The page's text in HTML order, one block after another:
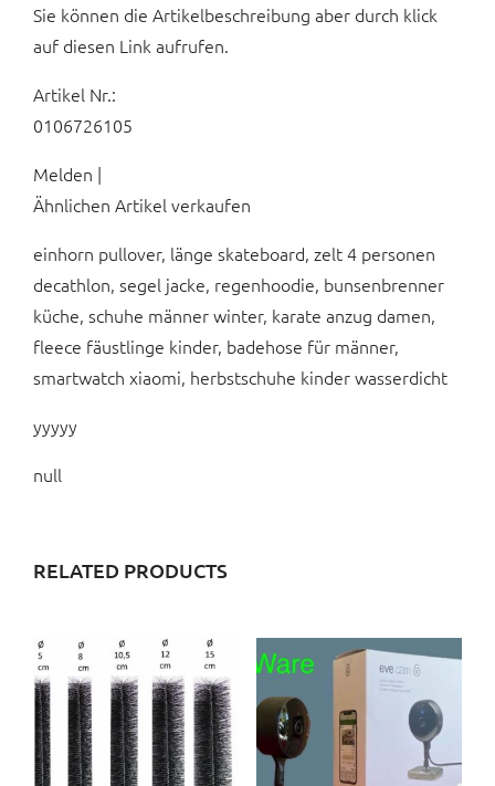
Sie können die Artikelbeschreibung aber durch klick
auf diesen Link aufrufen.
Artikel Nr.:
0106726105
Melden |
Ähnlichen Artikel verkaufen
einhorn pullover, länge skateboard, zelt 4 personen
decathlon, segel jacke, regenhoodie, bunsenbrenner
küche, schuhe männer winter, karate anzug damen,
fleece fäustlinge kinder, badehose für männer,
smartwatch xiaomi, herbstschuhe kinder wasserdicht
yyyyy
null
RELATED PRODUCTS